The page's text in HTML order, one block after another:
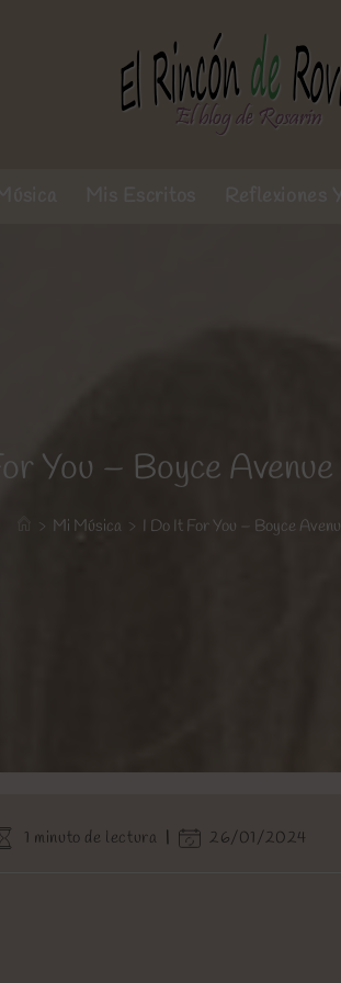
You – Boyce
> Mi Música > I Do It For You – Boyce
1 minuto de lectura
Última26/01/2024